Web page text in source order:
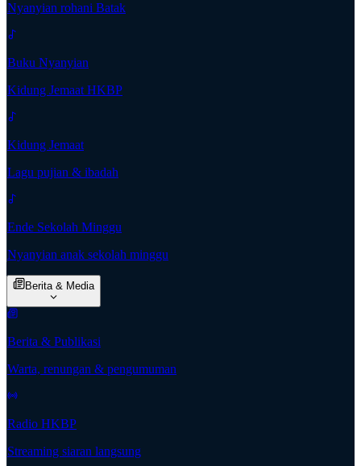
Nyanyian rohani Batak
Buku Nyanyian
Kidung Jemaat HKBP
Kidung Jemaat
Lagu pujian & ibadah
Ende Sekolah Minggu
Nyanyian anak sekolah minggu
Berita & Media
Berita & Publikasi
Warta, renungan & pengumuman
Radio HKBP
Streaming siaran langsung